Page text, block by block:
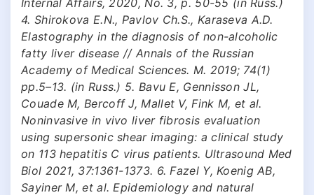
4. Shirokova E.N., Pavlov Ch.S., Karaseva A.D.
Elastography in the diagnosis of non-alcoholic
fatty liver disease // Annals of the Russian
Academy of Medical Sciences. M. 2019; 74(1)
pp.5–13. (in Russ.) 5. Bavu E, Gennisson JL,
Couade M, Bercoff J, Mallet V, Fink M, et al.
Noninvasive in vivo liver fibrosis evaluation
using supersonic shear imaging: a clinical study
on 113 hepatitis C virus patients. Ultrasound Med
Biol 2021, 37:1361-1373. 6. Fazel Y, Koenig AB,
Sayiner M, et al. Epidemiology and natural